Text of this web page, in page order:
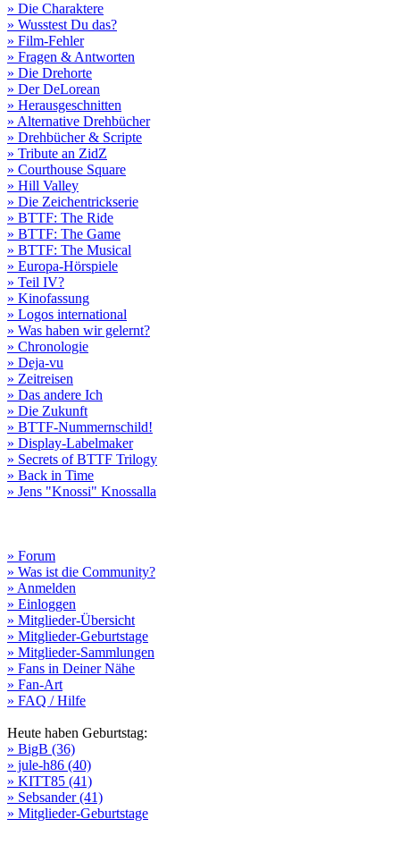
» Die Charaktere
» Wusstest Du das?
» Film-Fehler
» Fragen & Antworten
» Die Drehorte
» Der DeLorean
» Herausgeschnitten
» Alternative Drehbücher
» Drehbücher & Scripte
» Tribute an ZidZ
» Courthouse Square
» Hill Valley
» Die Zeichentrickserie
» BTTF: The Ride
» BTTF: The Game
» BTTF: The Musical
» Europa-Hörspiele
» Teil IV?
» Kinofassung
» Logos international
» Was haben wir gelernt?
» Chronologie
» Deja-vu
» Zeitreisen
» Das andere Ich
» Die Zukunft
» BTTF-Nummernschild!
» Display-Labelmaker
» Secrets of BTTF Trilogy
» Back in Time
» Jens "Knossi" Knossalla
» Forum
» Was ist die Community?
» Anmelden
» Einloggen
» Mitglieder-Übersicht
» Mitglieder-Geburtstage
» Mitglieder-Sammlungen
» Fans in Deiner Nähe
» Fan-Art
» FAQ / Hilfe
Heute haben Geburtstag:
» BigB (36)
» jule-h86 (40)
» KITT85 (41)
» Sebsander (41)
» Mitglieder-Geburtstage